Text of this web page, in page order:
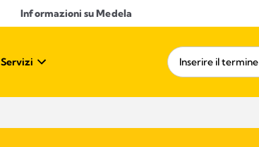
Informazioni su Medela
Servizi